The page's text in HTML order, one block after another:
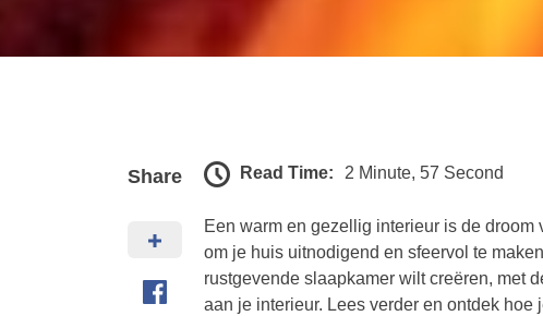
Share Read Time: 2 Minute, 57 Second
Een warm en gezellig interieur is de
om je huis uitnodigend en sfeervol te
rustgevende slaapkamer wilt creëren, met
aan je interieur. Lees verder en ontdek